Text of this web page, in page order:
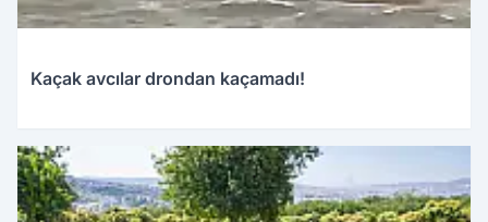
Kaçak avcılar drondan kaçamadı!